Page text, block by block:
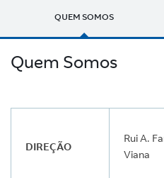
QUEM SOMOS
Quem Somos
DIREÇÃO
Rui A.
Viana